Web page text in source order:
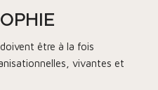
être à la fois
vivantes et